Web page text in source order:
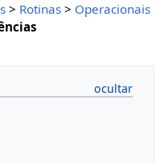
> Rotinas> Operacionais